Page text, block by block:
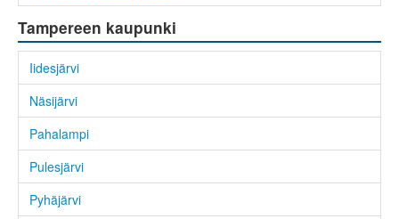
Tampereen kaupunki
Iidesjärvi
Näsijärvi
Pahalampi
Pulesjärvi
Pyhäjärvi